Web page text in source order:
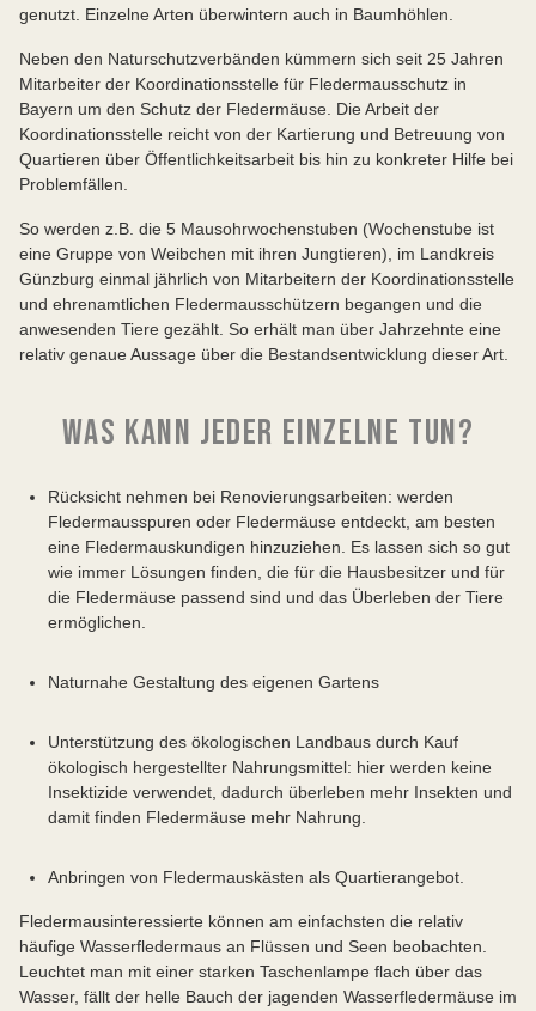
genutzt. Einzelne Arten überwintern auch in Baumhöhlen.
Neben den Naturschutzverbänden kümmern sich seit 25 Jahren
Mitarbeiter der Koordinationsstelle für Fledermausschutz in
Bayern um den Schutz der Fledermäuse. Die Arbeit der
Koordinationsstelle reicht von der Kartierung und Betreuung von
Quartieren über Öffentlichkeitsarbeit bis hin zu konkreter Hilfe bei
Problemfällen.
So werden z.B. die 5 Mausohrwochenstuben (Wochenstube ist
eine Gruppe von Weibchen mit ihren Jungtieren), im Landkreis
Günzburg einmal jährlich von Mitarbeitern der Koordinationsstelle
und ehrenamtlichen Fledermausschützern begangen und die
anwesenden Tiere gezählt. So erhält man über Jahrzehnte eine
relativ genaue Aussage über die Bestandsentwicklung dieser Art.
WAS KANN JEDER EINZELNE TUN?
Rücksicht nehmen bei Renovierungsarbeiten: werden
Fledermausspuren oder Fledermäuse entdeckt, am besten
eine Fledermauskundigen hinzuziehen. Es lassen sich so gut
wie immer Lösungen finden, die für die Hausbesitzer und für
die Fledermäuse passend sind und das Überleben der Tiere
ermöglichen.
Naturnahe Gestaltung des eigenen Gartens
Unterstützung des ökologischen Landbaus durch Kauf
ökologisch hergestellter Nahrungsmittel: hier werden keine
Insektizide verwendet, dadurch überleben mehr Insekten und
damit finden Fledermäuse mehr Nahrung.
Anbringen von Fledermauskästen als Quartierangebot.
Fledermausinteressierte können am einfachsten die relativ
häufige Wasserfledermaus an Flüssen und Seen beobachten.
Leuchtet man mit einer starken Taschenlampe flach über das
Wasser, fällt der helle Bauch der jagenden Wasserfledermäuse im